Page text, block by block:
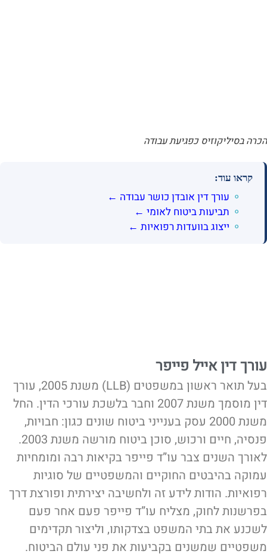
הכרה בסיליקוזיס כפגיעת עבודה
קראו עוד:
עורך דין אובדן כושר עבודה ←
תביעות ביטוח לאומי ←
ייצוג בוועדות רפואיות ←
עורך דין אייל פייפר
בעל תואר ראשון במשפטים (LLB) משנת 2005, עורך
דין מוסמך משנת 2007 וחבר בלשכת עורכי הדין. החל
משנת 2000 עסק בענייני ביטוח שונים כגון: חבויות,
פנסיה, חיים ורכוש, סוכן ביטוח מורשה משנת 2003.
לאורך השנים צבר עו”ד פייפר בקיאות רבה ומומחיות
עמוקה בהיבטים החוקיים והמשפטיים של סוגיות
רפואיות. הודות לידע זה ולחשיבה יצירתית ופורצת דרך
בפרשנות לחוק, מצליח עו”ד פייפר פעם אחר פעם
לשכנע את בתי המשפט בצדקותו, וליצור תקדימים
משפטיים שמשנים בקביעות את פני עולם הביטוח.